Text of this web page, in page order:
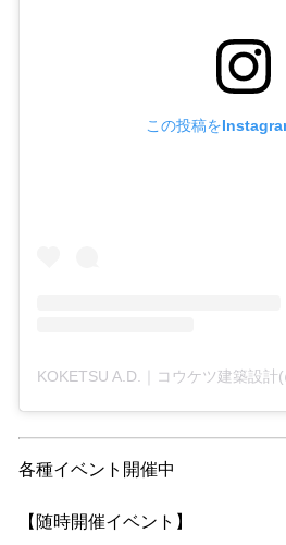
この投稿を
各種イベント開催中
【随時開催イベント】